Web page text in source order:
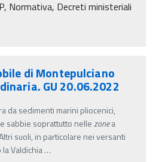
Normativa, Decreti ministeriali
di Montepulciano
GU 20.06.2022
da sedimenti marini pliocenici,
sabbie soprattutto nellezonea
suoli, in particolare nei versanti
Valdichia…